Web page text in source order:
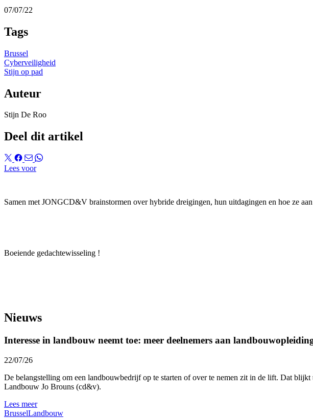
07/07/22
Tags
Brussel
Cyberveiligheid
Stijn op pad
Auteur
Stijn De Roo
Deel dit artikel
Lees voor
Samen met JONGCD&V brainstormen over hybride dreigingen, hun uitdagingen en hoe ze
Boeiende gedachtewisseling !
Nieuws
Interesse in landbouw neemt toe: meer deelnemers aan
22/07/26
De belangstelling om een landbouwbedrijf op te starten of over te nemen zit in de lift. Dat
Landbouw Jo Brouns (cd&v).
Lees meer
BrusselLandbouw